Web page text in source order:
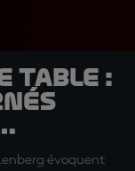
table :
évoquent